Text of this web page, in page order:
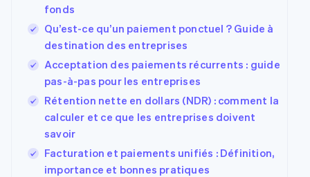
fonds
Qu’est-ce qu’un paiement ponctuel ? Guide à
destination des entreprises
Acceptation des paiements récurrents : guide
pas-à-pas pour les entreprises
Rétention nette en dollars (NDR) : comment la
calculer et ce que les entreprises doivent
savoir
Facturation et paiements unifiés : Définition,
importance et bonnes pratiques